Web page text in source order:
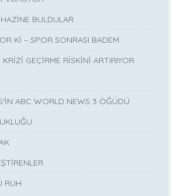
BULDULAR
Kİ – SPOR SONRASI BADEM
GEÇİRME RİSKİNİ ARTIRIYOR
ABC WORLD NEWS 3 ÖĞÜDÜ
RUH